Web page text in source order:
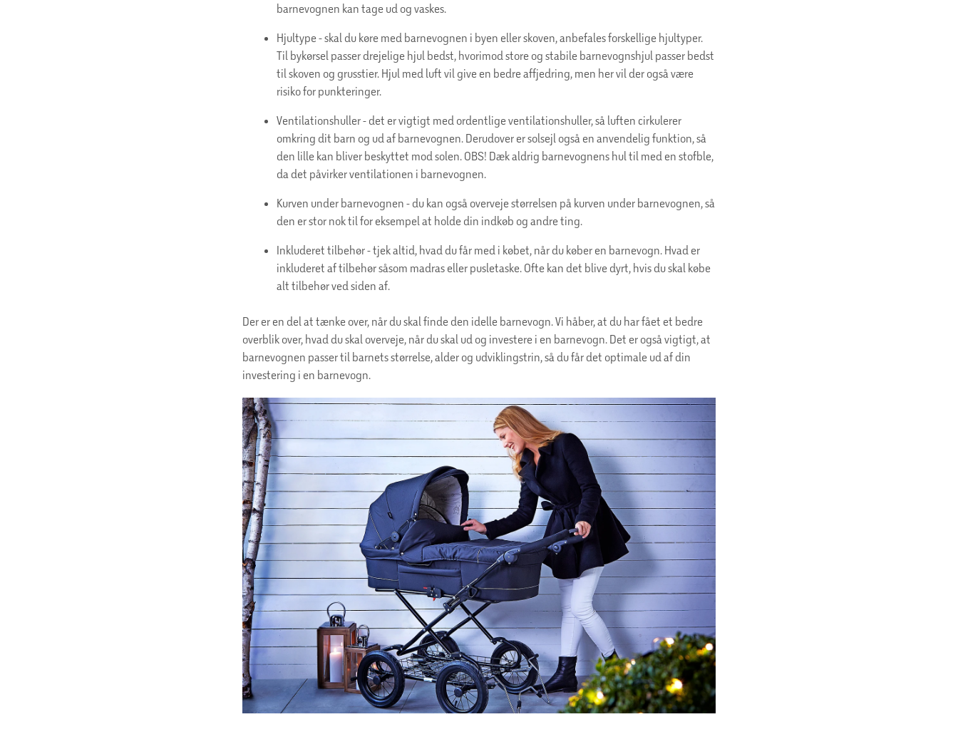
barnevognen kan tage ud og vaskes.
Hjultype - skal du køre med barnevognen i byen eller skoven, anbefales forskellige hjultyper.
Til bykørsel passer drejelige hjul bedst, hvorimod store og stabile barnevognshjul passer bedst
til skoven og grusstier. Hjul med luft vil give en bedre affjedring, men her vil der også være
risiko for punkteringer.
Ventilationshuller - det er vigtigt med ordentlige ventilationshuller, så luften cirkulerer
omkring dit barn og ud af barnevognen. Derudover er solsejl også en anvendelig funktion, så
den lille kan bliver beskyttet mod solen. OBS! Dæk aldrig barnevognens hul til med en stofble,
da det påvirker ventilationen i barnevognen.
Kurven under barnevognen - du kan også overveje størrelsen på kurven under barnevognen, så
den er stor nok til for eksempel at holde din indkøb og andre ting.
Inkluderet tilbehør - tjek altid, hvad du får med i købet, når du køber en barnevogn. Hvad er
inkluderet af tilbehør såsom madras eller pusletaske. Ofte kan det blive dyrt, hvis du skal købe
alt tilbehør ved siden af.
Der er en del at tænke over, når du skal finde den idelle barnevogn. Vi håber, at du har fået et bedre
overblik over, hvad du skal overveje, når du skal ud og investere i en barnevogn. Det er også vigtigt, at
barnevognen passer til barnets størrelse, alder og udviklingstrin, så du får det optimale ud af din
investering i en barnevogn.